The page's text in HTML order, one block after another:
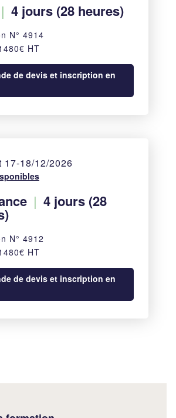
| 4 jours (28 heures)
N° 4914
HT
de devis et inscription en
17-18/12/2026
| 4 jours (28
N° 4912
HT
de devis et inscription en